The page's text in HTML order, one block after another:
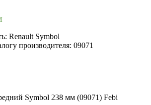
Renault Symbol
производителя: 09071
Symbol 238 мм (09071) Febi